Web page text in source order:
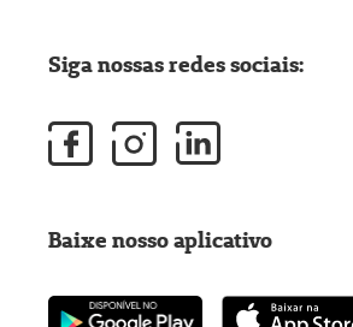
Siga nossas redes sociais:
Baixe nosso aplicativo